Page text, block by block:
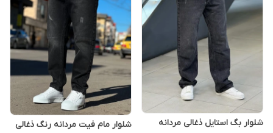
شلوار بگ استایل ذغالی مردانه
شلوار مام فیت مردانه رنگ ذغالی